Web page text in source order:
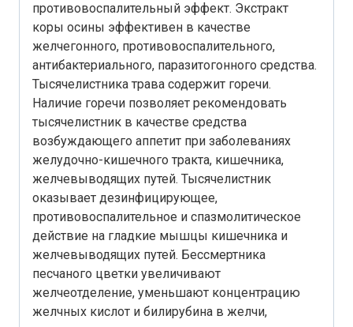
противовоспалительный эффект. Экстракт
коры осины эффективен в качестве
желчегонного, противовоспалительного,
антибактериального, паразитогонного средства.
Тысячелистника трава содержит горечи.
Наличие горечи позволяет рекомендовать
тысячелистник в качестве средства
возбуждающего аппетит при заболеваниях
желудочно-кишечного тракта, кишечника,
желчевыводящих путей. Тысячелистник
оказывает дезинфицирующее,
противовоспалительное и спазмолитическое
действие на гладкие мышцы кишечника и
желчевыводящих путей. Бессмертника
песчаного цветки увеличивают
желчеотделение, уменьшают концентрацию
желчных кислот и билирубина в желчи,